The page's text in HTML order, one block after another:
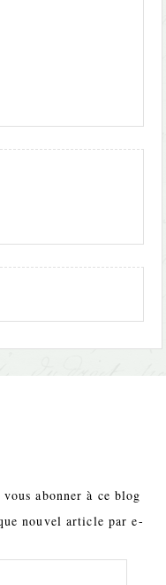
abonner à ce blog
nouvel article par e-